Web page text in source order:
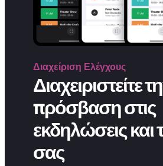
Διαχείριση Ελέγχους
Διαχειριστείτε
πρόσβαση στις
εκδηλώσεις
σας